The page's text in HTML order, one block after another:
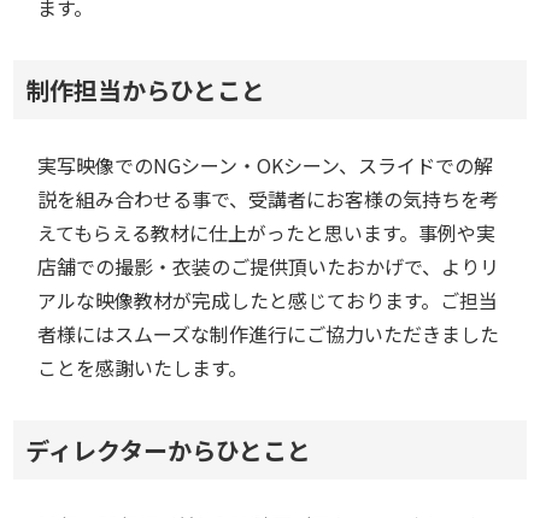
ます。
制作担当からひとこと
実写映像でのNGシーン・OKシーン、スライドでの解
説を組み合わせる事で、受講者にお客様の気持ちを考
えてもらえる教材に仕上がったと思います。事例や実
店舗での撮影・衣装のご提供頂いたおかげで、よりリ
アルな映像教材が完成したと感じております。ご担当
者様にはスムーズな制作進行にご協力いただきました
ことを感謝いたします。
ディレクターからひとこと